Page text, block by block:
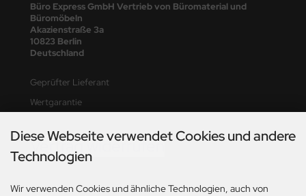
Büro Express GmbH Vertrieb von Büromaterial und
Büromöbeln
Akazienstraße 3a
10823 Berlin
Deutschland
Geprüfter Lieferant
Wertgarantie
Vertrag widerrufen
Diese Webseite verwendet Cookies und andere
Technologien
Wir verwenden Cookies und ähnliche Technologien, auch von